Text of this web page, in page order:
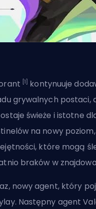
[1]
kontynuuje
grywalnych postaci,
świeże i istotne
na nowy
, które mogą
braków w
nowy agent, który
Następny agent